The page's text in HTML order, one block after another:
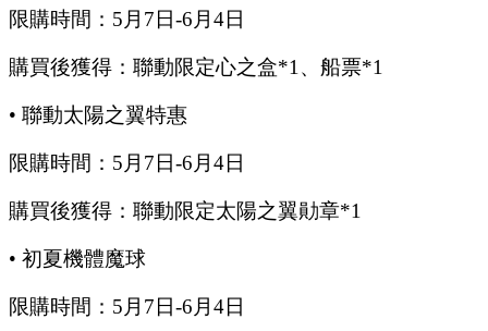
限購時間： 5 月 7 日-6 月 4日
購買後獲得：聯動限定心之盒*1、船票*1
• 聯動太陽之翼特惠
限購時間： 5 月 7 日-6 月 4日
購買後獲得：聯動限定太陽之翼勛章*1
• 初夏機體魔球
限購時間： 5 月 7 日-6 月 4日